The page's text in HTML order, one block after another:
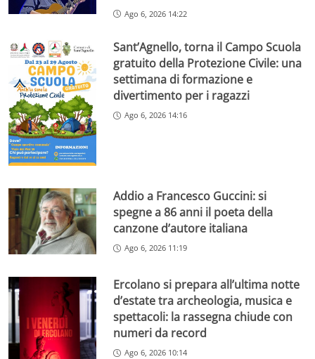
Ago 6, 2026 14:22
Sant’Agnello, torna il Campo Scuola
gratuito della Protezione Civile: una
settimana di formazione e
divertimento per i ragazzi
Ago 6, 2026 14:16
Addio a Francesco Guccini: si
spegne a 86 anni il poeta della
canzone d’autore italiana
Ago 6, 2026 11:19
Ercolano si prepara all’ultima notte
d’estate tra archeologia, musica e
spettacoli: la rassegna chiude con
numeri da record
Ago 6, 2026 10:14